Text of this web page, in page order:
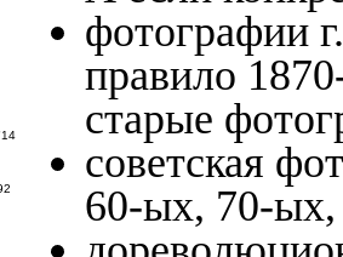
фотографии
правило
старые
советская
60-ых, 70-ых,